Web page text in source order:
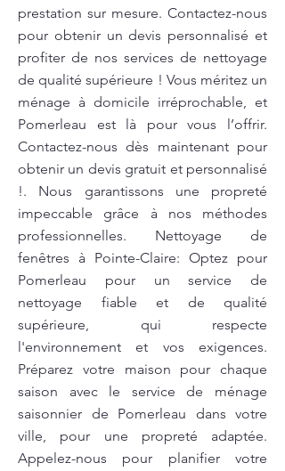
prestation sur mesure. Contactez-nous
pour obtenir un devis personnalisé et
profiter de nos services de nettoyage
de qualité supérieure ! Vous méritez un
ménage à domicile irréprochable, et
Pomerleau est là pour vous l’offrir.
Contactez-nous dès maintenant pour
obtenir un devis gratuit et personnalisé
!. Nous garantissons une propreté
impeccable grâce à nos méthodes
professionnelles. Nettoyage de
fenêtres à Pointe-Claire: Optez pour
Pomerleau pour un service de
nettoyage fiable et de qualité
supérieure, qui respecte
l'environnement et vos exigences.
Préparez votre maison pour chaque
saison avec le service de ménage
saisonnier de Pomerleau dans votre
ville, pour une propreté adaptée.
Appelez-nous pour planifier votre